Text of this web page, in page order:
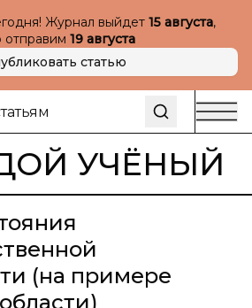
Журнал выйдет 15 августа,
отправим 19 августа
статью
УЧЁНЫЙ
(на примере